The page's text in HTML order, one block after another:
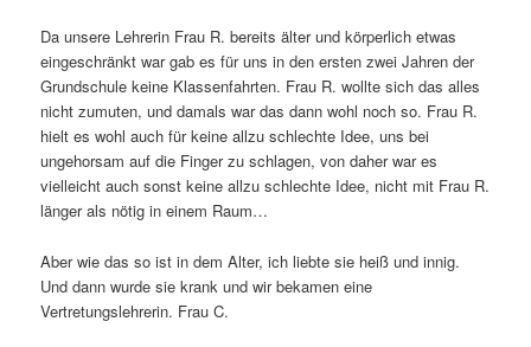
Da unsere Lehrerin Frau R. bereits älter und körperlich etwas
eingeschränkt war gab es für uns in den ersten zwei Jahren der
Grundschule keine Klassenfahrten. Frau R. wollte sich das alles
nicht zumuten, und damals war das dann wohl noch so. Frau R.
hielt es wohl auch für keine allzu schlechte Idee, uns bei
ungehorsam auf die Finger zu schlagen, von daher war es
vielleicht auch sonst keine allzu schlechte Idee, nicht mit Frau R.
länger als nötig in einem Raum…
Aber wie das so ist in dem Alter, ich liebte sie heiß und innig.
Und dann wurde sie krank und wir bekamen eine
Vertretungslehrerin. Frau C.